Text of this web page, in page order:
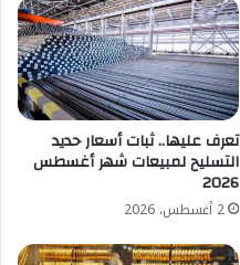
تعرف عليها.. ثبات أسعار حديد
التسليح لمبيعات شهر أغسطس
2026
2 أغسطس، 2026